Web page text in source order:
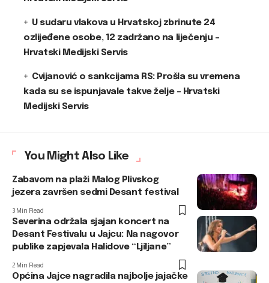
U sudaru vlakova u Hrvatskoj zbrinute 24
ozlijeđene osobe, 12 zadržano na liječenju –
Hrvatski Medijski Servis
Cvijanović o sankcijama RS: Prošla su vremena
kada su se ispunjavale takve želje – Hrvatski
Medijski Servis
You Might Also Like
Zabavom na plaži Malog Plivskog
jezera završen sedmi Desant festival
3 Min Read
Severina održala sjajan koncert na
Desant Festivalu u Jajcu: Na nagovor
publike zapjevala Halidove “Ljiljane”
2 Min Read
Općina Jajce nagradila najbolje jajačke